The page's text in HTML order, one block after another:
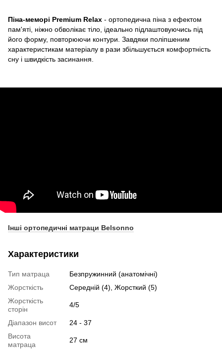
Піна-меморі Premium Relax - ортопедична піна з ефектом
пам'яті, ніжно обволікає тіло, ідеально підлаштовуючись під
його форму, повторюючи контури. Завдяки поліпшеним
характеристикам матеріалу в рази збільшується комфортність
сну і швидкість засинання.
Інші ортопедичні матраци Belsonno
Характеристики
Тип матраца
Безпружинний (анатомічні)
Жорсткість
Середній (4), Жорсткий (5)
Жорсткість
сторін
4/5
Діапазон висот
24 - 37
Висота
матраца
27 см